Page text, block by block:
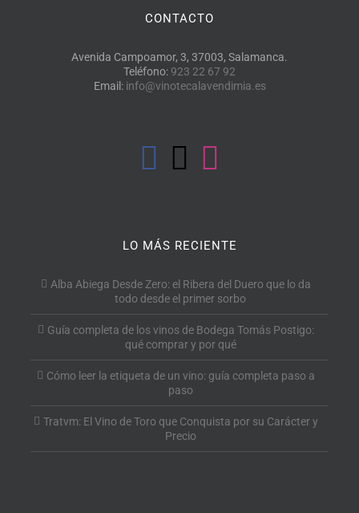
CONTACTO
Avenida Campoamor, 3, 37003, Salamanca.
Teléfono: 923 22 67 92
Email: info@vinotecalavendimia.es
LO MÁS RECIENTE
Alba Abiega Desde Zero: el Ribera del Duero que lo da
todo desde el primer sorbo
Guía completa de los vinos de Bodega Tomás Postigo:
qué comprar y por qué
Cómo leer la etiqueta de un vino: guía completa paso a
paso
Tratvm: El Vino de Toro que Conquista por su Carácter y
Precio